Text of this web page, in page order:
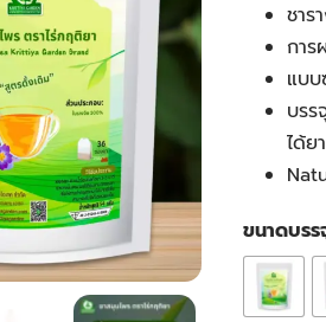
ชาร
กา
แบ
บร
ได้ย
ขนาดบรร